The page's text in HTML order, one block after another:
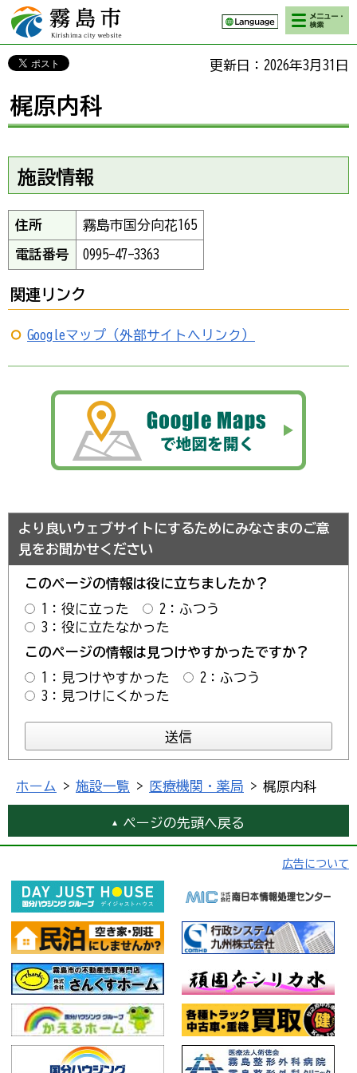
霧島市 Kirishima
city website
検索・メニ
ュー
更新日：2026年3月31日
梶原内科
施設情報
住所 霧島市国分向花165
電話番号 0995-47-3363
関連リンク
Googleマップ（外部サイトへリンク）
より良いウェブサイトにするためにみなさまのご意
見をお聞かせください
このページの情報は役に立ちましたか？
1：役に立った
2：ふつう
3：役に立たなかった
このページの情報は見つけやすかったですか？
1：見つけやすかった
2：ふつう
3：見つけにくかった
ホーム > 施設一覧 > 医療機関・薬局 > 梶原内科
ページの先頭へ戻る
広告について